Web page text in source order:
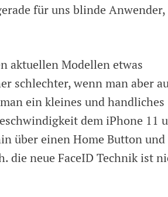
für uns blinde Anwender,
aktuellen Modellen etwas
schlechter, wenn man aber
ein kleines und handliches
dem iPhone 11
über einen Home Button und
die neue FaceID Technik ist